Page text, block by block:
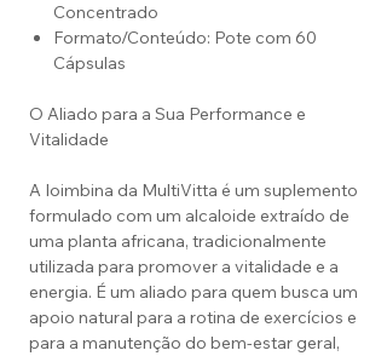
Concentrado
Formato/Conteúdo: Pote com 60
Cápsulas
O Aliado para a Sua Performance e
Vitalidade
A Ioimbina da MultiVitta é um suplemento
formulado com um alcaloide extraído de
uma planta africana, tradicionalmente
utilizada para promover a vitalidade e a
energia. É um aliado para quem busca um
apoio natural para a rotina de exercícios e
para a manutenção do bem-estar geral,